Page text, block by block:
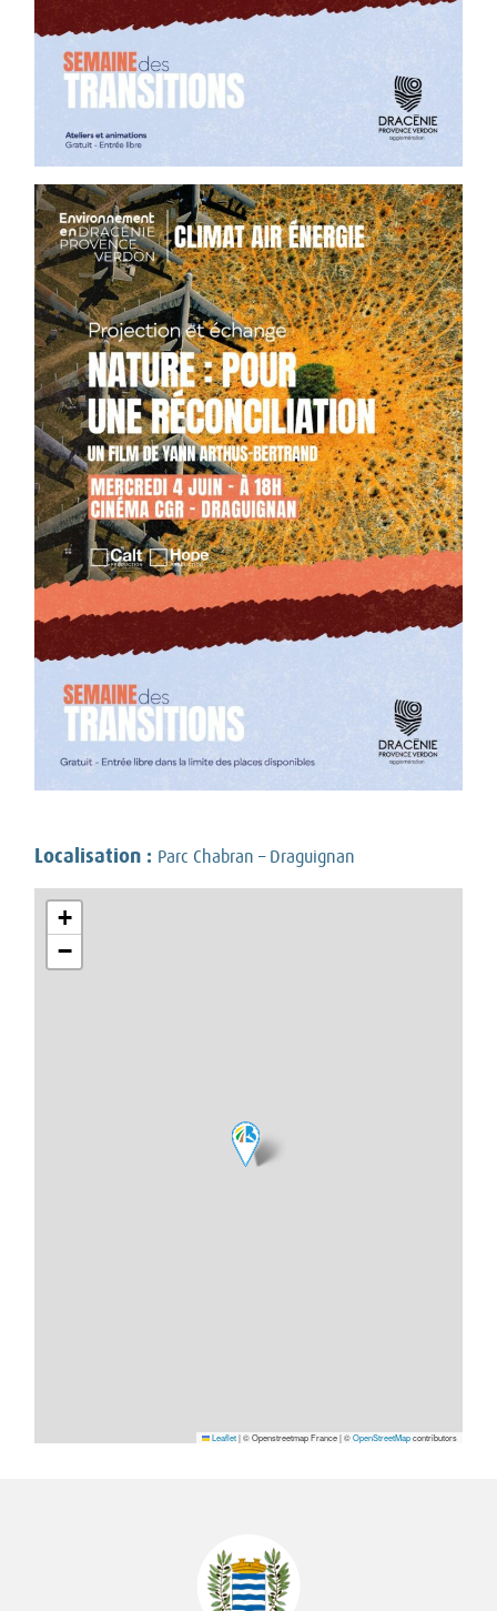
Localisation : Parc Chabran – Draguignan
+
−
Leaflet|© Openstreetmap France | ©OpenStreetMapcontributors